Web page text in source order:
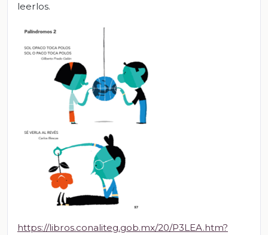
leerlos.
https://libros.conaliteg.gob.mx/20/P3LEA.htm?